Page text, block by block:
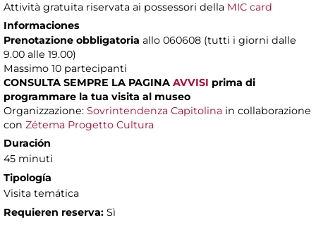
Attività gratuita riservata ai possessori della MIC card
Informaciones
Prenotazione obbligatoria allo 060608 (tutti i giorni dalle
9.00 alle 19.00)
Massimo 10 partecipanti
CONSULTA SEMPRE LA PAGINA AVVISI prima di
programmare la tua visita al museo
Organizzazione: Sovrintendenza Capitolina in collaborazione
con Zétema Progetto Cultura
Duración
45 minuti
Tipología
Visita temática
Requieren reserva: Sì